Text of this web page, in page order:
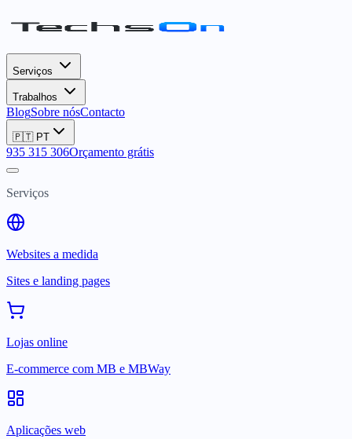
Serviços
Trabalhos
BlogSobre nósContacto
🇵🇹 PT
935 315 306Orçamento grátis
Serviços
Websites a medida
Sites e landing pages
Lojas online
E-commerce com MB e MBWay
Aplicações web